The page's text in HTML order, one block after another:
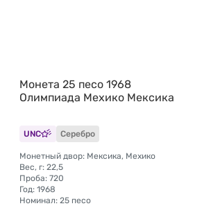
Монета 25 песо 1968
Олимпиада Мехико Мексика
UNC Серебро
Монетный двор: Мексика, Мехико
Вес, г: 22,5
Проба: 720
Год: 1968
Номинал: 25 песо